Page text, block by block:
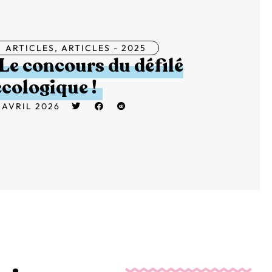
ARTICLES, ARTICLES - 2025
concours du défilé
!
2026